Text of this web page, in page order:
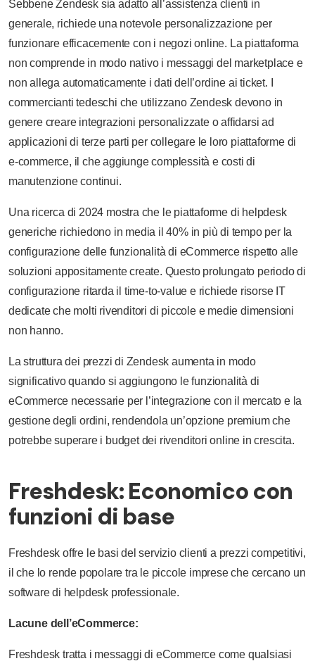
Sebbene Zendesk sia adatto all’assistenza clienti in
generale, richiede una notevole personalizzazione per
funzionare efficacemente con i negozi online. La piattaforma
non comprende in modo nativo i messaggi del marketplace e
non allega automaticamente i dati dell’ordine ai ticket. I
commercianti tedeschi che utilizzano Zendesk devono in
genere creare integrazioni personalizzate o affidarsi ad
applicazioni di terze parti per collegare le loro piattaforme di
e-commerce, il che aggiunge complessità e costi di
manutenzione continui.
Una ricerca di 2024 mostra che le piattaforme di helpdesk
generiche richiedono in media il 40% in più di tempo per la
configurazione delle funzionalità di eCommerce rispetto alle
soluzioni appositamente create. Questo prolungato periodo di
configurazione ritarda il time-to-value e richiede risorse IT
dedicate che molti rivenditori di piccole e medie dimensioni
non hanno.
La struttura dei prezzi di Zendesk aumenta in modo
significativo quando si aggiungono le funzionalità di
eCommerce necessarie per l’integrazione con il mercato e la
gestione degli ordini, rendendola un’opzione premium che
potrebbe superare i budget dei rivenditori online in crescita.
Freshdesk: Economico con
funzioni di base
Freshdesk offre le basi del servizio clienti a prezzi competitivi,
il che lo rende popolare tra le piccole imprese che cercano un
software di helpdesk professionale.
Lacune dell’eCommerce:
Freshdesk tratta i messaggi di eCommerce come qualsiasi